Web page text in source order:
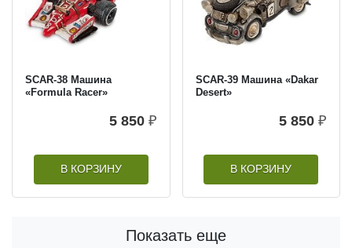
SCAR-38 Машина
«Formula Racer»
5 850 ₽
В КОРЗИНУ
SCAR-39 Машина «Dakar
Desert»
5 850 ₽
В КОРЗИНУ
Показать еще